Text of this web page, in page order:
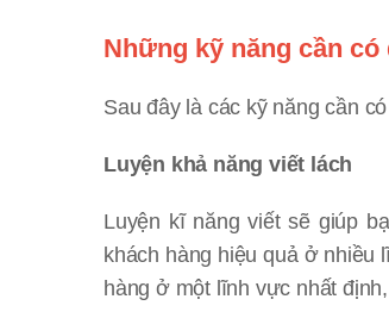
Những kỹ năng cần
Sau đây là các kỹ năng cần
Luyện khả năng viết lách
Luyện kĩ năng viết sẽ giúp
khách hàng hiệu quả ở nhiều
hàng ở một lĩnh vực nhất